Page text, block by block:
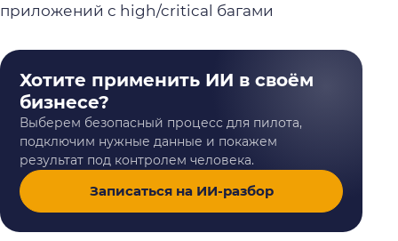
приложений с high/critical багами
Хотите применить ИИ в своём
бизнесе?
Выберем безопасный процесс для пилота,
подключим нужные данные и покажем
результат под контролем человека.
Записаться на ИИ-разбор